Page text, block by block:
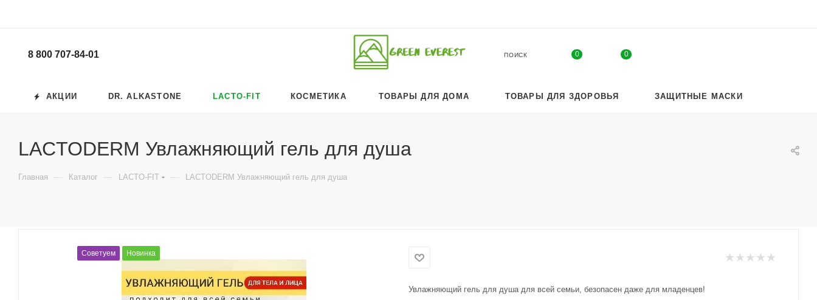
8 800 707-84-01 ПОИСК 0 0
АКЦИИ DR. ALKASTONE LACTO-FIT КОСМЕТИКА ТОВАРЫ ДЛЯ ДОМА ТОВАРЫ ДЛЯ ЗДОРОВЬЯ ЗАЩИТНЫЕ МАСКИ
LACTODERM Увлажняющий гель для душа
Главная — Каталог — LACTO-FIT — LACTODERM Увлажняющий гель для душа
Советуем Новинка
Увлажняющий гель для душа для всей семьи, безопасен даже для младенцев!